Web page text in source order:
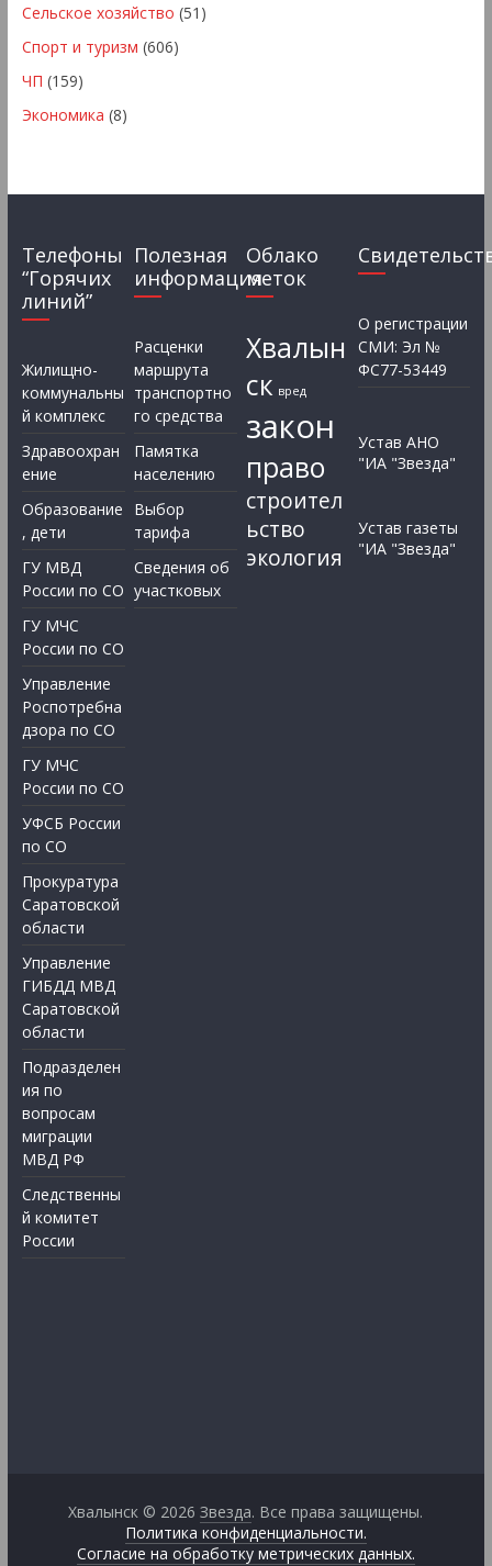
Сельское хозяйство (51)
Спорт и туризм (606)
ЧП (159)
Экономика (8)
Телефоны
“Горячих
линий”
Жилищно-
коммунальны
й комплекс
Здравоохран
ение
Образование
, дети
ГУ МВД
России по СО
ГУ МЧС
России по СО
Управление
Роспотребна
дзора по СО
ГУ МЧС
России по СО
УФСБ России
по СО
Прокуратура
Саратовской
области
Управление
ГИБДД МВД
Саратовской
области
Подразделен
ия по
вопросам
миграции
МВД РФ
Следственны
й комитет
России
Полезная
информация
Расценки
маршрута
транспортно
го средства
Памятка
населению
Выбор
тарифа
Сведения об
участковых
Облако
меток
Хвалын
ск вред
закон
право
строител
ьство
экология
О регистрации
СМИ: Эл №
ФС77-53449
Устав АНО
"ИА "Звезда"
Устав газеты
"ИА "Звезда"
Хвалынск © 2026Звезда. Все права защищены.
Политика конфиденциальности.
Согласие на обработку метрических данных.